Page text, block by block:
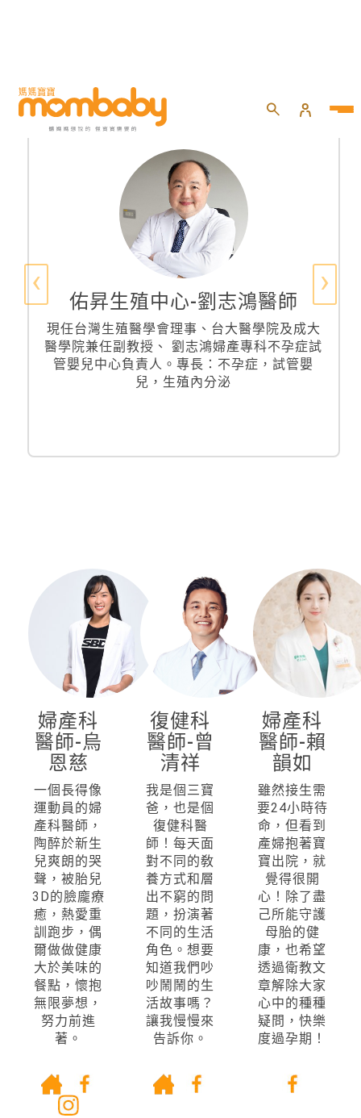
佑昇生殖中心-劉志鴻醫師
現任台灣生殖醫學會理事、台大醫學院及成大
醫學院兼任副教授、 劉志鴻婦產專科不孕症試
管嬰兒中心負責人。專長：不孕症，試管嬰
兒，生殖內分泌
‹ ›
婦產科
醫師-烏
恩慈
一個長得像
運動員的婦
產科醫師，
陶醉於新生
兒爽朗的哭
聲，被胎兒
3D的臉龐療
癒，熱愛重
訓跑步，偶
爾做做健康
大於美味的
餐點，懷抱
無限夢想，
努力前進
著。
復健科
醫師-曾
清祥
我是個三寶
爸，也是個
復健科醫
師！每天面
對不同的敎
養方式和層
出不窮的問
題，扮演著
不同的生活
角色。想要
知道我們吵
吵鬧鬧的生
活故事嗎？
讓我慢慢來
告訴你。
婦產科
醫師-賴
韻如
雖然接生需
要24小時待
命，但看到
產婦抱著寶
寶出院，就
覺得很開
心！除了盡
己所能守護
母胎的健
康，也希望
透過衛教文
章解除大家
心中的種種
疑問，快樂
度過孕期！